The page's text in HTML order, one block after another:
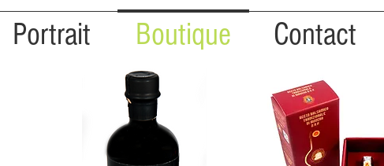
Portrait Boutique Contact